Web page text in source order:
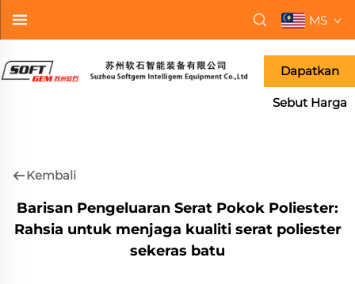
MS
Dapatkan
Sebut Harga
Kembali
Barisan Pengeluaran Serat Pokok Poliester:
Rahsia untuk menjaga kualiti serat poliester
sekeras batu